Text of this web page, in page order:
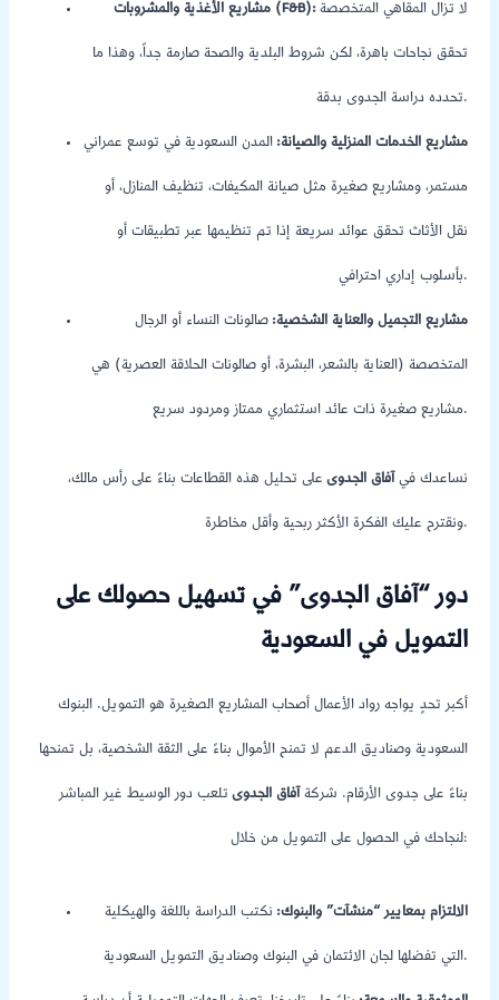
مشاريع الأغذية والمشروبات (F&B): لا تزال المقاهي المتخصصة
تحقق نجاحات باهرة، لكن شروط البلدية والصحة صارمة جداً، وهذا ما
تحدده دراسة الجدوى بدقة.
مشاريع الخدمات المنزلية والصيانة: المدن السعودية في توسع عمراني
مستمر، ومشاريع صغيرة مثل صيانة المكيفات، تنظيف المنازل، أو
نقل الأثاث تحقق عوائد سريعة إذا تم تنظيمها عبر تطبيقات أو
بأسلوب إداري احترافي.
مشاريع التجميل والعناية الشخصية: صالونات النساء أو الرجال
المتخصصة (العناية بالشعر، البشرة، أو صالونات الحلاقة العصرية) هي
مشاريع صغيرة ذات عائد استثماري ممتاز ومردود سريع.
نساعدك في آفاق الجدوىعلى تحليل هذه القطاعات بناءً على رأس مالك،
ونقترح عليك الفكرة الأكثر ربحية وأقل مخاطرة.
دور “آفاق الجدوى” في تسهيل حصولك على
التمويل في السعودية
أكبر تحدٍ يواجه رواد الأعمال أصحاب المشاريع الصغيرة هو التمويل. البنوك
السعودية وصناديق الدعم لا تمنح الأموال بناءً على الثقة الشخصية، بل تمنحها
بناءً على جدوى الأرقام. شركة آفاق الجدوىتلعب دور الوسيط غير المباشر
لنجاحك في الحصول على التمويل من خلال:
الالتزام بمعايير “منشآت” والبنوك: نكتب الدراسة باللغة والهيكلية
التي تفضلها لجان الائتمان في البنوك وصناديق التمويل السعودية.